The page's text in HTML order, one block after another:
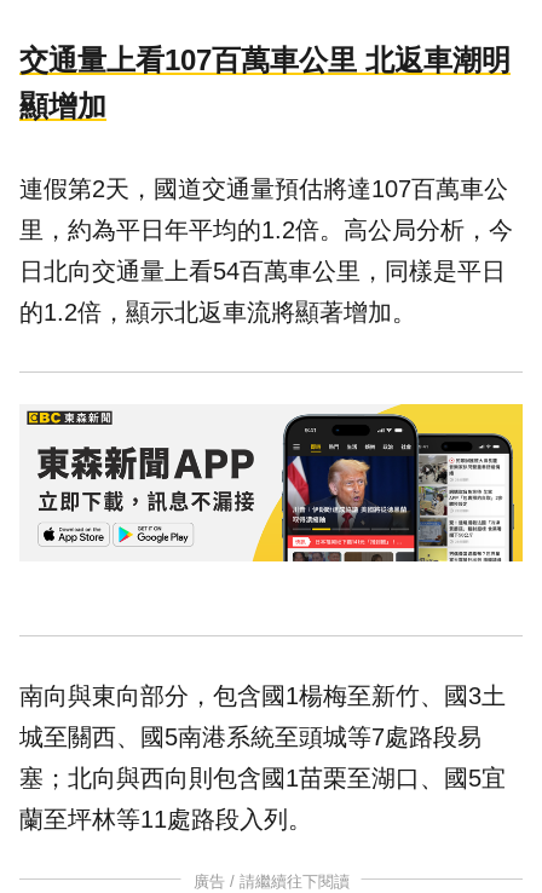
交通量上看107百萬車公里 北返車潮明
顯增加
連假第2天，國道交通量預估將達107百萬車公
里，約為平日年平均的1.2倍。高公局分析，今
日北向交通量上看54百萬車公里，同樣是平日
的1.2倍，顯示北返車流將顯著增加。
南向與東向部分，包含國1楊梅至新竹、國3土
城至關西、國5南港系統至頭城等7處路段易
塞；北向與西向則包含國1苗栗至湖口、國5宜
蘭至坪林等11處路段入列。
廣告 / 請繼續往下閱讀